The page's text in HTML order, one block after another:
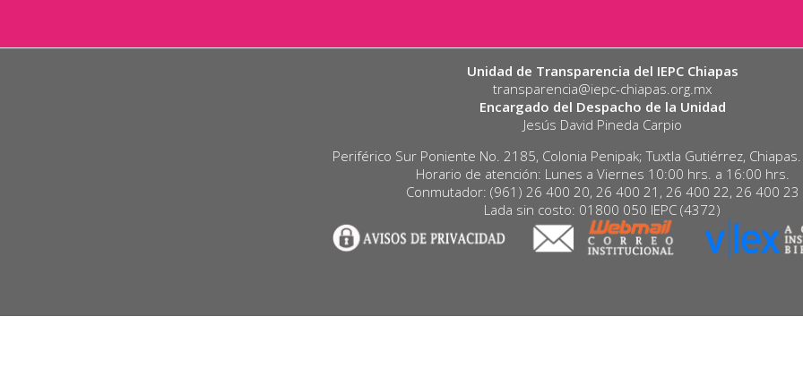
Unidad de Transparencia del IEPC Chiapas
transparencia@iepc-chiapas.org.mx
Encargado del Despacho de la Unidad
Jesús David Pineda Carpio
Periférico Sur Poniente No. 2185, Colonia Penipak; Tuxtla Gutiérrez,
Horario de atención: Lunes a Viernes 10:00 hrs. a 16:00 hrs.
Conmutador: (961) 26 400 20, 26 400 21, 26 400 22, 26 400 23
Lada sin costo: 01800 050 IEPC (4372)